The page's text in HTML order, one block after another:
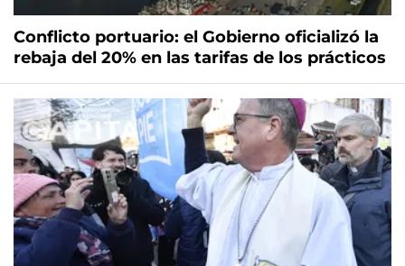
Conflicto portuario: el Gobierno oficializó la
rebaja del 20% en las tarifas de los prácticos